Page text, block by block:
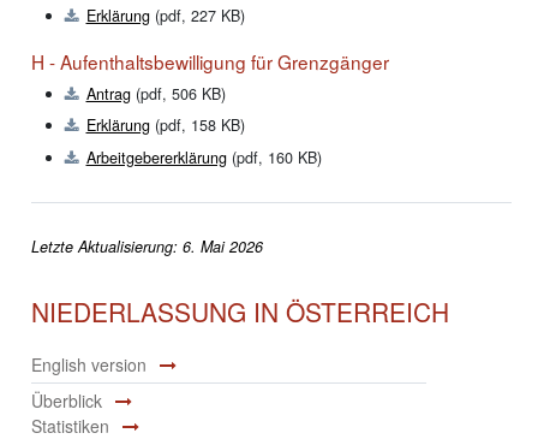
Erklärung(pdf, 227 KB)
H - Aufenthaltsbewilligung für Grenzgänger
Antrag(pdf, 506 KB)
Erklärung(pdf, 158 KB)
Arbeitgebererklärung(pdf, 160 KB)
Letzte Aktualisierung: 6. Mai 2026
NIEDERLASSUNG IN ÖSTERREICH
English version
Überblick
Statistiken